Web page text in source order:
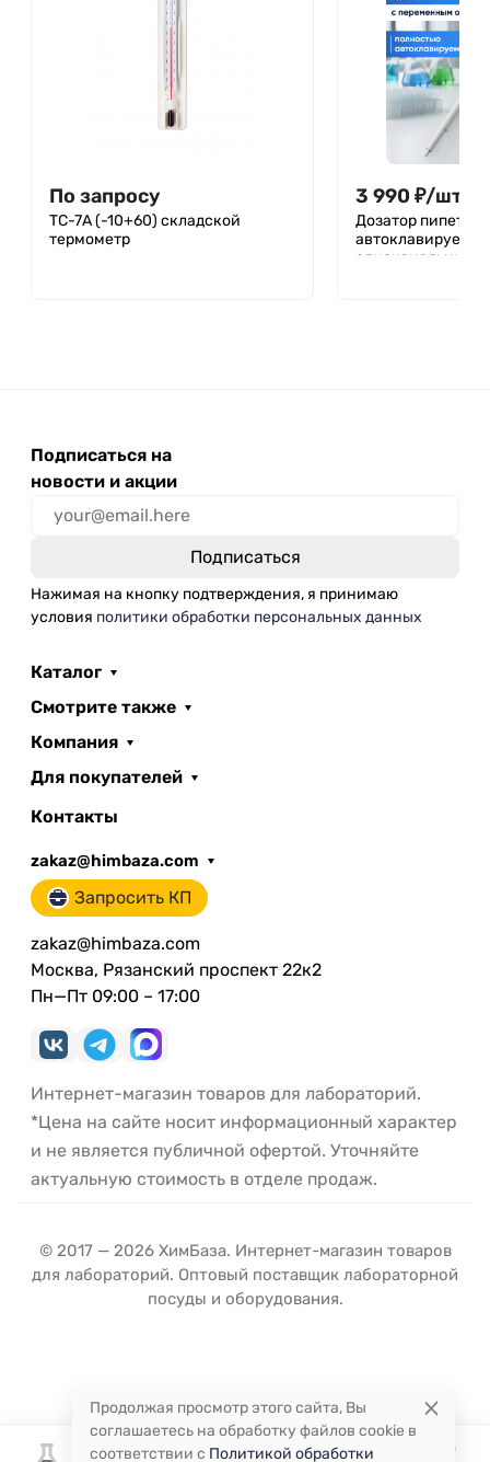
По запросу
ТС-7А (-10+60) складской
термометр
3 990 ₽/шт.
Дозатор
одноканальный,
Подписаться на
новости и акции
Нажимая на кнопку подтверждения, я принимаю
условия политики обработки персональных данных
Каталог
Смотрите также
Компания
Для покупателей
Контакты
zakaz@himbaza.com
Запросить КП
zakaz@himbaza.com
Москва, Рязанский проспект 22к2
Пн—Пт 09:00 – 17:00
Интернет-магазин товаров для лабораторий.
*Цена на сайте носит информационный характер
и не является публичной офертой. Уточняйте
актуальную стоимость в отделе продаж.
© 2017 — 2026 ХимБаза. Интернет-магазин товаров
для лабораторий. Оптовый поставщик лабораторной
посуды и оборудования.
Продолжая просмотр этого сайта, Вы
соглашаетесь на обработку файлов cookie в
соответствии с Политикой обработки